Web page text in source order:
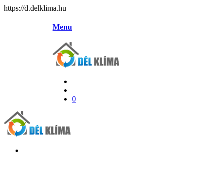
https://d.delklima.hu
Menu
0